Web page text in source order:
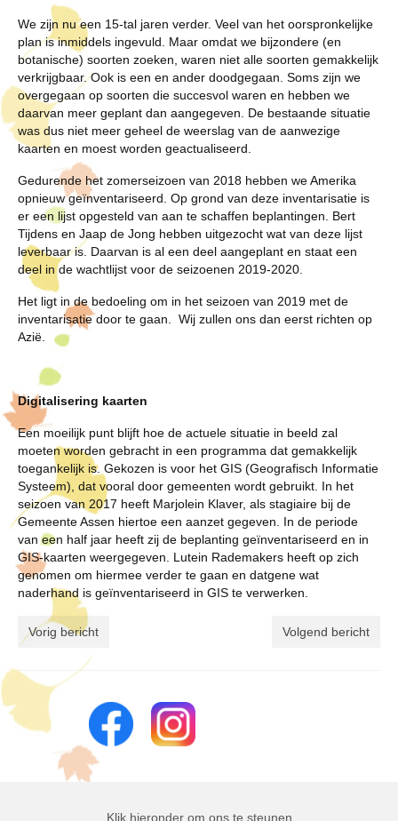
We zijn nu een 15-tal jaren verder. Veel van het oorspronkelijke
plan is inmiddels ingevuld. Maar omdat we bijzondere (en
botanische) soorten zoeken, waren niet alle soorten gemakkelijk
verkrijgbaar. Ook is een en ander doodgegaan. Soms zijn we
overgegaan op soorten die succesvol waren en hebben we
daarvan meer geplant dan aangegeven. De bestaande situatie
was dus niet meer geheel de weerslag van de aanwezige
kaarten en moest worden geactualiseerd.
Gedurende het zomerseizoen van 2018 hebben we Amerika
opnieuw geïnventariseerd. Op grond van deze inventarisatie is
er een lijst opgesteld van aan te schaffen beplantingen. Bert
Tijdens en Jaap de Jong hebben uitgezocht wat van deze lijst
leverbaar is. Daarvan is al een deel aangeplant en staat een
deel in de wachtlijst voor de seizoenen 2019-2020.
Het ligt in de bedoeling om in het seizoen van 2019 met de
inventarisatie door te gaan. Wij zullen ons dan eerst richten op
Azië.
Digitalisering kaarten
Een moeilijk punt blijft hoe de actuele situatie in beeld zal
moeten worden gebracht in een programma dat gemakkelijk
toegankelijk is. Gekozen is voor het GIS (Geografisch Informatie
Systeem), dat vooral door gemeenten wordt gebruikt. In het
seizoen van 2017 heeft Marjolein Klaver, als stagiaire bij de
Gemeente Assen hiertoe een aanzet gegeven. In de periode
van een half jaar heeft zij de beplanting geïnventariseerd en in
GIS-kaarten weergegeven. Lutein Rademakers heeft op zich
genomen om hiermee verder te gaan en datgene wat
naderhand is geïnventariseerd in GIS te verwerken.
Vorig bericht Volgend bericht
Klik hieronder om ons te steunen